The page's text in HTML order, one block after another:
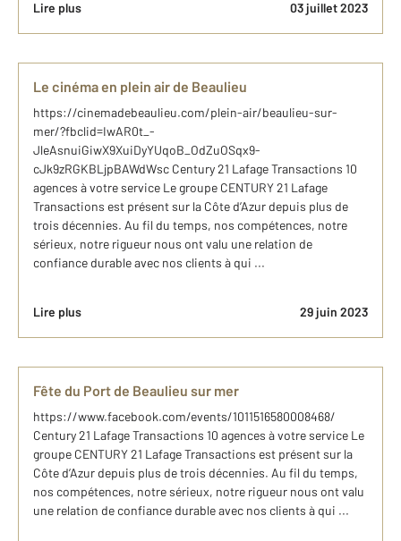
Lire plus 03 juillet 2023
Le cinéma en plein air de Beaulieu
https://cinemadebeaulieu.com/plein-air/beaulieu-sur-
mer/?fbclid=IwAR0t_-
JleAsnuiGiwX9XuiDyYUqoB_OdZuOSqx9-
cJk9zRGKBLjpBAWdWsc Century 21 Lafage Transactions 10
agences à votre service Le groupe CENTURY 21 Lafage
Transactions est présent sur la Côte d’Azur depuis plus de
trois décennies. Au fil du temps, nos compétences, notre
sérieux, notre rigueur nous ont valu une relation de
confiance durable avec nos clients à qui ...
Lire plus 29 juin 2023
Fête du Port de Beaulieu sur mer
https://www.facebook.com/events/1011516580008468/
Century 21 Lafage Transactions 10 agences à votre service Le
groupe CENTURY 21 Lafage Transactions est présent sur la
Côte d’Azur depuis plus de trois décennies. Au fil du temps,
nos compétences, notre sérieux, notre rigueur nous ont valu
une relation de confiance durable avec nos clients à qui ...